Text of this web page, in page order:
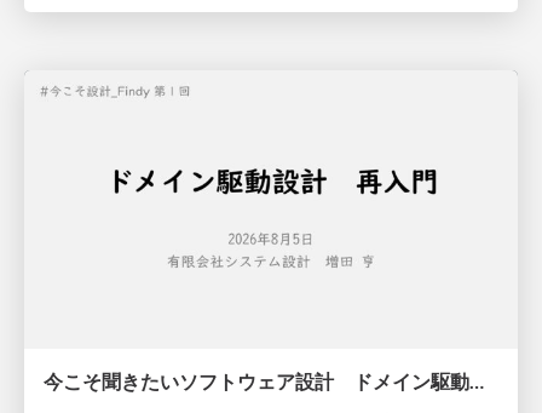
今こそ聞きたいソフトウェア設計 ドメイン駆動設計再入門